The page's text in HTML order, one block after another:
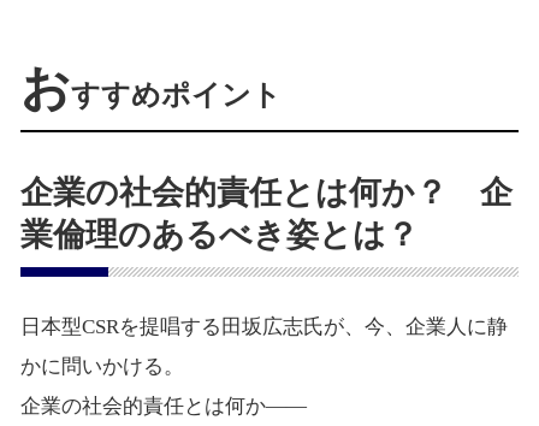
おすすめポイント
企業の社会的責任とは何か？ 企
業倫理のあるべき姿とは？
日本型CSRを提唱する田坂広志氏が、今、企業人に静
かに問いかける。
企業の社会的責任とは何か――